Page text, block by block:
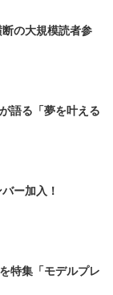
の大規模読者参
語る「夢を叶える
ー加入！
特集「モデルプレ